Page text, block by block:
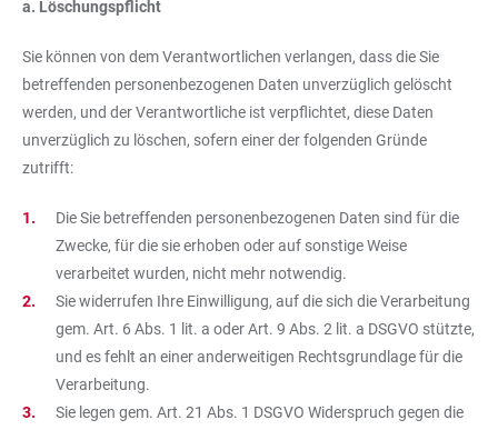
a. Löschungspflicht
Sie können von dem Verantwortlichen verlangen, dass die Sie
betreffenden personenbezogenen Daten unverzüglich gelöscht
werden, und der Verantwortliche ist verpflichtet, diese Daten
unverzüglich zu löschen, sofern einer der folgenden Gründe
zutrifft:
Die Sie betreffenden personenbezogenen Daten sind für die
Zwecke, für die sie erhoben oder auf sonstige Weise
verarbeitet wurden, nicht mehr notwendig.
Sie widerrufen Ihre Einwilligung, auf die sich die Verarbeitung
gem. Art. 6 Abs. 1 lit. a oder Art. 9 Abs. 2 lit. a DSGVO stützte,
und es fehlt an einer anderweitigen Rechtsgrundlage für die
Verarbeitung.
Sie legen gem. Art. 21 Abs. 1 DSGVO Widerspruch gegen die